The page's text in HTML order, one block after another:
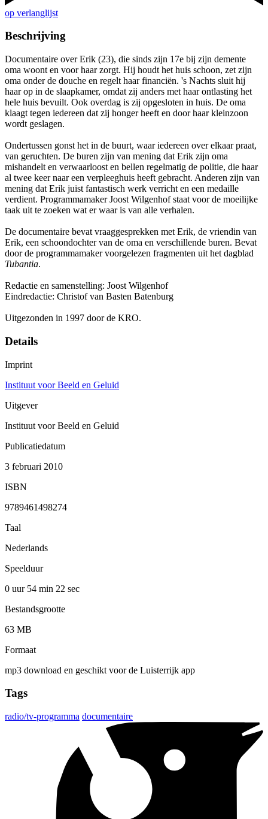
op verlanglijst
Beschrijving
Documentaire over Erik (23), die sinds zijn 17e bij zijn demente
oma woont en voor haar zorgt. Hij houdt het huis schoon, zet zijn
oma onder de douche en regelt haar financiën. 's Nachts sluit hij
haar op in de slaapkamer, omdat zij anders met haar ontlasting het
hele huis bevuilt. Ook overdag is zij opgesloten in huis. De oma
klaagt tegen iedereen dat zij honger heeft en door haar kleinzoon
wordt geslagen.
Ondertussen gonst het in de buurt, waar iedereen over elkaar praat,
van geruchten. De buren zijn van mening dat Erik zijn oma
mishandelt en verwaarloost en bellen regelmatig de politie, die haar
al twee keer naar een verpleeghuis heeft gebracht. Anderen zijn van
mening dat Erik juist fantastisch werk verricht en een medaille
verdient. Programmamaker Joost Wilgenhof staat voor de moeilijke
taak uit te zoeken wat er waar is van alle verhalen.
De documentaire bevat vraaggesprekken met Erik, de vriendin van
Erik, een schoondochter van de oma en verschillende buren. Bevat
door de programmamaker voorgelezen fragmenten uit het dagblad
Tubantia.
Redactie en samenstelling: Joost Wilgenhof
Eindredactie: Christof van Basten Batenburg
Uitgezonden in 1997 door de KRO.
Details
Imprint
Instituut voor Beeld en Geluid
Uitgever
Instituut voor Beeld en Geluid
Publicatiedatum
3 februari 2010
ISBN
9789461498274
Taal
Nederlands
Speelduur
0 uur 54 min 22 sec
Bestandsgrootte
63 MB
Formaat
mp3 download en geschikt voor de Luisterrijk app
Tags
radio/tv-programma documentaire